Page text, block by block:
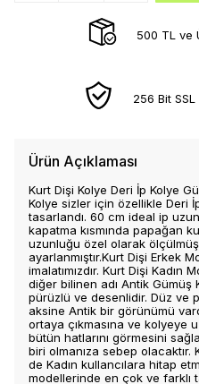
500 TL ve
256 Bit
Ürün Açıklaması
Kurt Dişi Kolye Deri İp Kolye
Kolye sizler için özellikle Deri
tasarlandı. 60 cm ideal ip
kapatma kısmında papağan
uzunluğu özel olarak
ayarlanmıştır.Kurt Dişi Erkek
imalatımızdır. Kurt Dişi Kadın
diğer bilinen adı Antik Gümüş
pürüzlü ve desenlidir. Düz ve
aksine Antik bir görünümü
ortaya çıkmasına ve kolyeye
bütün hatlarını görmesini
biri olmanıza sebep olacaktır.
de Kadın kullancılara hitap
modellerinde en çok ve farklı